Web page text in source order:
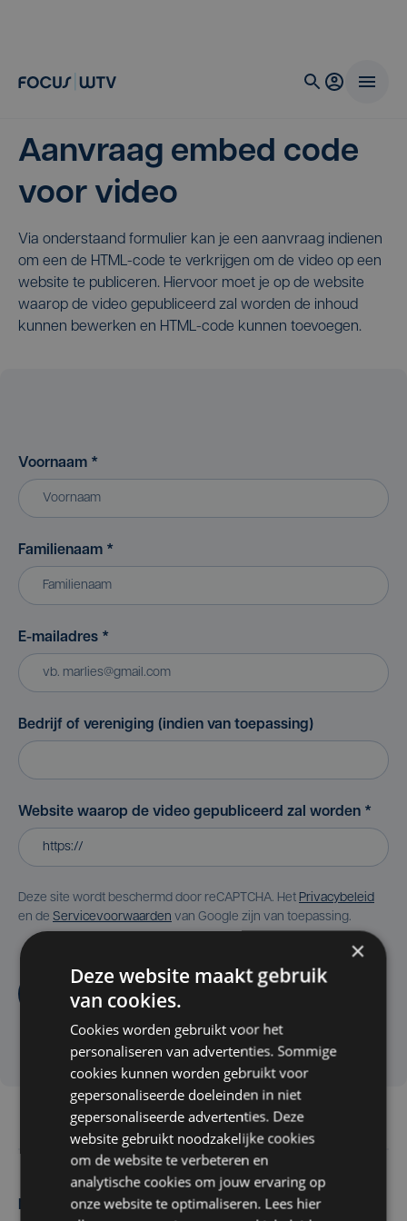
Aanvraag embed code
voor video
Via onderstaand formulier kan je een aanvraag indienen
om een de HTML-code te verkrijgen om de video op een
website te publiceren. Hiervoor moet je op de website
waarop de video gepubliceerd zal worden de inhoud
kunnen bewerken en HTML-code kunnen toevoegen.
Voornaam *
Familienaam *
E-mailadres *
Bedrijf of vereniging (indien van toepassing)
Website waarop de video gepubliceerd zal worden *
Deze site wordt beschermd door reCAPTCHA. Het Privacybeleid
en de Servicevoorwaarden van Google zijn van toepassing.
Aanvragen
Maak zelf het nieuws
×
Deze website maakt gebruik
van cookies.
Cookies worden gebruikt voor het
personaliseren van advertenties. Sommige
cookies kunnen worden gebruikt voor
gepersonaliseerde doeleinden in niet
gepersonaliseerde advertenties. Deze
website gebruikt noodzakelijke cookies
om de website te verbeteren en
analytische cookies om jouw ervaring op
onze website te optimaliseren. Lees hier